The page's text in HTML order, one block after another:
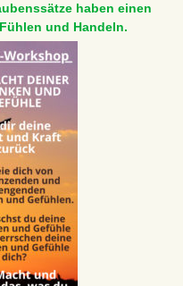
haben einen
und Handeln.